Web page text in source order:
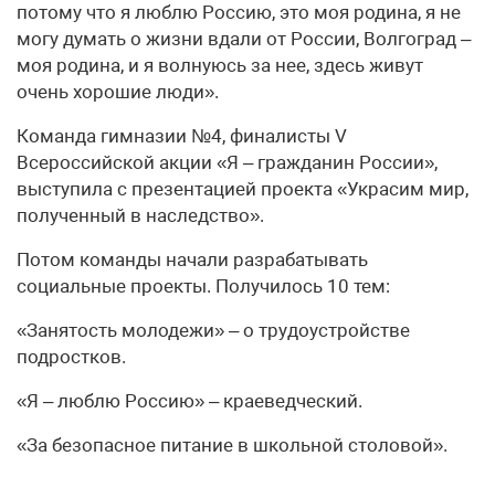
потому что я люблю Россию, это моя родина, я не
могу думать о жизни вдали от России, Волгоград –
моя родина, и я волнуюсь за нее, здесь живут
очень хорошие люди».
Команда гимназии №4, финалисты V
Всероссийской акции «Я – гражданин России»,
выступила с презентацией проекта «Украсим мир,
полученный в наследство».
Потом команды начали разрабатывать
социальные проекты. Получилось 10 тем:
«Занятость молодежи» – о трудоустройстве
подростков.
«Я – люблю Россию» – краеведческий.
«За безопасное питание в школьной столовой».